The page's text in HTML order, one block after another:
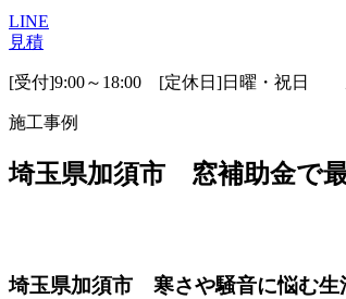
LINE
見積
[受付]9:00～18:00 [定休日]日曜・祝日 メ
施工事例
埼玉県加須市 窓補助金で
埼玉県加須市 寒さや騒音に悩む生